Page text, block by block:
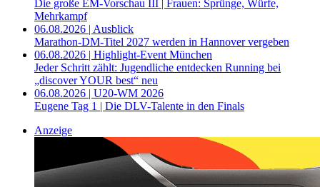
Die große EM-Vorschau III | Frauen: Sprünge, Würfe,
Mehrkampf
06.08.2026 | Ausblick
Marathon-DM-Titel 2027 werden in Hannover vergeben
06.08.2026 | Highlight-Event München
Jeder Schritt zählt: Jugendliche entdecken Running bei
„discover YOUR best“ neu
06.08.2026 | U20-WM 2026
Eugene Tag 1 | Die DLV-Talente in den Finals
Anzeige